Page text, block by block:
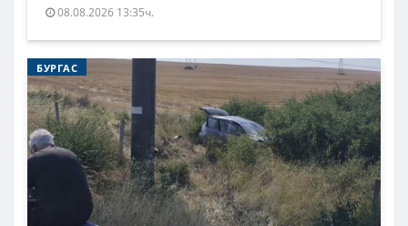
08.08.2026 13:35ч.
БУРГАС